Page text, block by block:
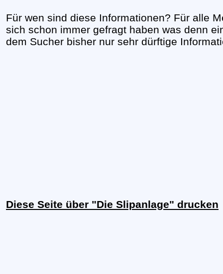
Für wen sind diese Informationen? Für alle
sich schon immer gefragt haben was denn
dem Sucher bisher nur sehr dürftige
Diese Seite über "Die Slipanlage" drucken